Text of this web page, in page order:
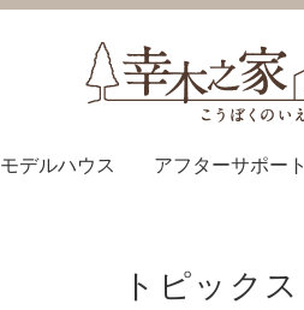
モデルハウス アフターサポート
トピックス